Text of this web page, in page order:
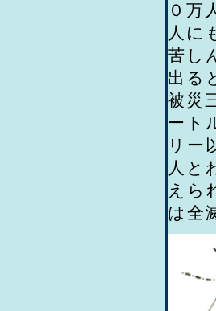
０万
人に
苦し
出る
被災
ート
リー
人と
えら
は全